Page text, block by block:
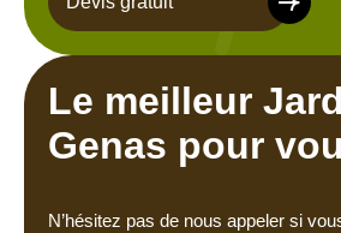
Le meilleur
Genas pour
N’hésitez pas de nous appeler si